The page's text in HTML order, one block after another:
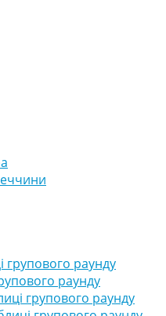
групового раунду
раунду
групового раунду